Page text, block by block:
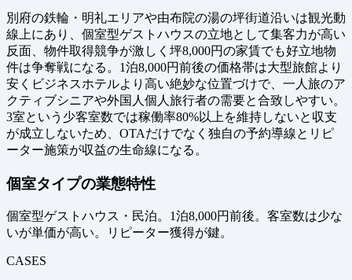
別府の鉄輪・明礼エリアや由布院の湯の坪街道沿いは観光動
線上にあり、個室型ゲストハウスの立地として集客力が高い
反面、物件取得競争が激しく坪8,000円の家賃でも好立地物
件は争奪戦になる。1泊8,000円前後の価格帯は大型旅館より
安くビジネスホテルより高い絶妙な位置づけで、一人旅のア
クティブシニアや外国人個人旅行者の需要と合致しやすい。
3室という少客室数では稼働率80%以上を維持しないと収支
が成立しないため、OTAだけでなく独自の予約導線とリピ
ーター施策が収益の生命線になる。
個室タイプの業態特性
個室型ゲストハウス・民泊。1泊8,000円前後。客室数は少な
いが単価が高い。リピーター獲得が鍵。
CASES